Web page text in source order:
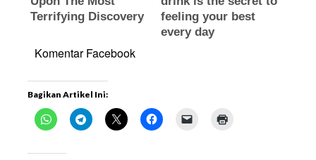
Komentar Facebook
Bagikan Artikel Ini: